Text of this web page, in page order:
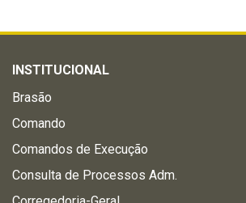
INSTITUCIONAL
Brasão
Comando
Comandos de Execução
Consulta de Processos Adm.